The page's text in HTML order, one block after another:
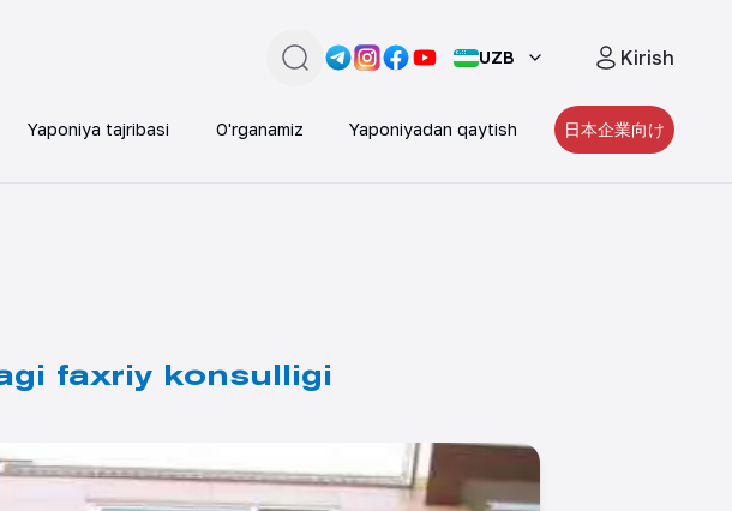
Qidirish
UZB Kirish
Yaponiya tajribasi O'rganamiz Yaponiyadan qaytish 日本企業向け
faxriy konsulligi